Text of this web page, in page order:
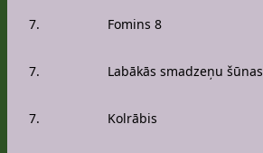
7. Fomins 8
7. Labākās smadzeņu šūnas
7. Kolrābis